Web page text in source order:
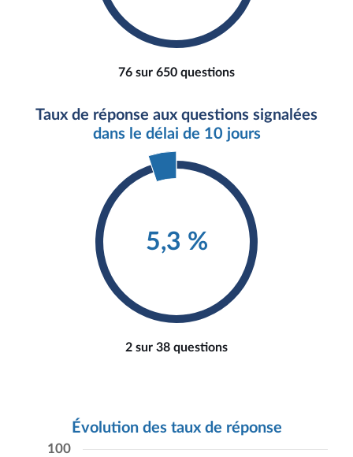
76 sur 650 questions
Taux de réponse aux questions signalées
dans le délai de 10 jours
5,3 %
2 sur 38 questions
Évolution des taux de réponse
100